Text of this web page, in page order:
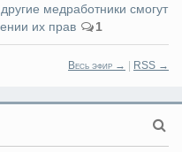
медработники смогут
их прав
1
Весь эфир → RSS →